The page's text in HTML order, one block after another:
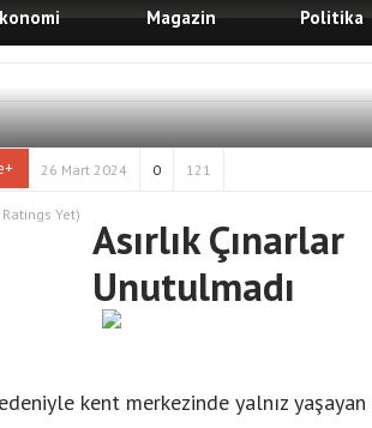
Devam Ediyor Ağrı Şeker
DOĞU ANADOLU’NUN YENİ YILDIZI: AĞRI
Magazin Politika
26 Mart 2024 0 121
Ratings Yet)
Asırlık Çınarlar
Unutulmadı
kent merkezinde yalnız